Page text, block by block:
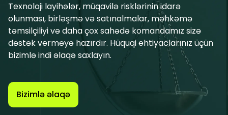
Texnoloji layihələr, müqavilə risklərinin idarə
olunması, birləşmə və satınalmalar, məhkəmə
təmsilçiliyi və daha çox sahədə komandamız sizə
dəstək verməyə hazırdır. Hüquqi ehtiyaclarınız üçün
bizimlə indi əlaqə saxlayın.
Bizimlə əlaqə